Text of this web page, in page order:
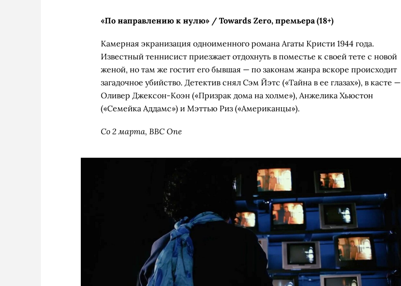
«По направлению к нулю» / Towards Zero, премьера (18+)
Камерная экранизация одноименного романа Агаты Кристи 1944 года.
Известный теннисист приезжает отдохнуть в поместье к своей тете с новой
женой, но там же гостит его бывшая — по законам жанра вскоре происходит
загадочное убийство. Детектив снял Сэм Йэтс («Тайна в ее глазах»), в касте —
Оливер Джексон-Коэн («Призрак дома на холме»), Анжелика Хьюстон
(«Семейка Аддамс») и Мэттью Риз («Американцы»).
Со 2 марта, BBC One